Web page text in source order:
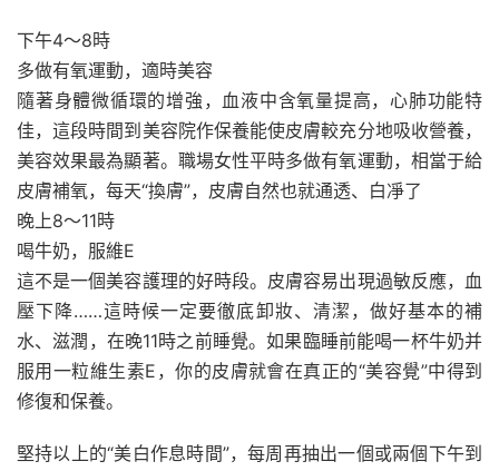
下午4～8時
多做有氧運動，適時美容
隨著身體微循環的增強，血液中含氧量提高，心肺功能特
佳，這段時間到美容院作保養能使皮膚較充分地吸收營養，
美容效果最為顯著。職場女性平時多做有氧運動，相當于給
皮膚補氧，每天“換膚”，皮膚自然也就通透、白凈了
晚上8～11時
喝牛奶，服維E
這不是一個美容護理的好時段。皮膚容易出現過敏反應，血
壓下降……這時候一定要徹底卸妝、清潔，做好基本的補
水、滋潤，在晚11時之前睡覺。如果臨睡前能喝一杯牛奶并
服用一粒維生素E，你的皮膚就會在真正的“美容覺”中得到
修復和保養。
堅持以上的“美白作息時間”，每周再抽出一個或兩個下午到